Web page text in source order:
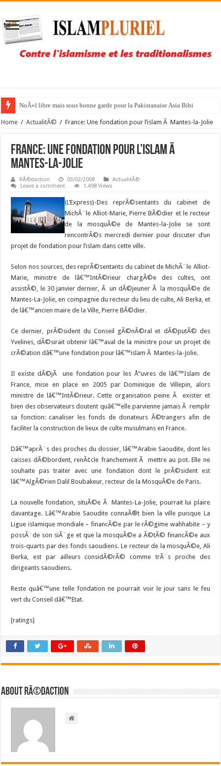
NoÃ«l libre mais sous bonne garde pour la Pakistanaise Asia Bibi
Home / ActualitÃ© / France: Une fondation pour l’islam Ã Mantes-la-Jolie
France: Une fondation pour l’islam Ã
Mantes-la-Jolie
RÃ©daction 03/02/2008
ActualitÃ©
Leave a comment
1,498 Views
(L’Express)-Des reprÃ©sentants du cabinet de
MichÃ¨le Alliot-Marie, Pierre BÃ©dier et le recteur
de la mosquÃ©e de Mantes-la-Jolie se sont
rencontrÃ©s mercredi dernier pour discuter d’un
projet de fondation pour l’islam dans cette ville.
Selon nos sources, des reprÃ©sentants du cabinet de MichÃ¨le Alliot-
Marie, ministre de lâ€™IntÃ©rieur chargÃ©e des cultes, ont
assistÃ©, le 30 janvier dernier, Ã un dÃ©jeuner Ã la mosquÃ©e de
Mantes-La-Jolie, en compagnie du recteur du lieu de culte, Ali Berka, et
de lâ€™ancien maire de la Ville, Pierre BÃ©dier.
Ce dernier, prÃ©sident du Conseil gÃ©nÃ©ral et dÃ©putÃ© des
Yvelines, dÃ©sirait obtenir lâ€™aval de la ministre pour un projet de
crÃ©ation dâ€™une fondation pour lâ€™islam Ã Mantes-la-Jolie.
Il existe dÃ©jÃ une fondation pour les Å“uvres de lâ€™Islam de
France, mise en place en 2005 par Dominique de Villepin, alors
ministre de lâ€™IntÃ©rieur. Cette organisation peine Ã exister et
bien des observateurs doutent quâ€™elle parvienne jamais Ã remplir
sa fonction: canaliser les fonds de donateurs Ã©trangers afin de
faciliter la construction de lieux de culte musulmans en France.
Dâ€™aprÃ¨s des proches du dossier, lâ€™Arabie Saoudite, dont les
caisses dÃ©bordent, renÃ¢cle franchement Ã mettre au pot. Elle ne
souhaite pas traiter avec une fondation dont le prÃ©sident est
lâ€™AlgÃ©rien Dalil Boubakeur, recteur de la MosquÃ©e de Paris.
La nouvelle fondation, situÃ©e Ã Mantes-La-Jolie, pourrait lui plaire
davantage. Lâ€™Arabie Saoudite connaÃ®t bien la ville puisque La
Ligue islamique mondiale – financÃ©e par le rÃ©gime wahhabite – y
possÃ¨de son siÃ¨ge et que la mosquÃ©e a Ã©tÃ© financÃ©e aux
trois-quarts par des fonds saoudiens. Le recteur de la mosquÃ©e, Ali
Berka, est par ailleurs considÃ©rÃ© comme trÃ¨s proche des
dirigeants saoudiens.
Reste quâ€™une telle fondation ne pourrait voir le jour sans le feu
vert du Conseil dâ€™Etat.
[ratings]
About RÃ©daction